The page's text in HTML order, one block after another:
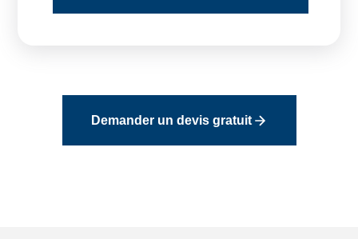
Demander un devis gratuit